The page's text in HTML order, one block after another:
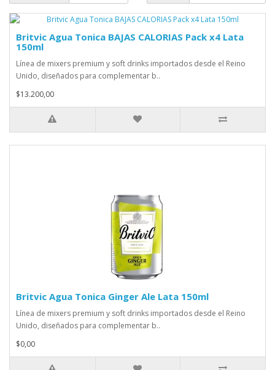
Britvic Agua Tonica BAJAS CALORIAS Pack x4 Lata
150ml
Línea de mixers premium y soft drinks importados desde el Reino
Unido, diseñados para complementar b..
$13.200,00
Britvic Agua Tonica Ginger Ale Lata 150ml
Línea de mixers premium y soft drinks importados desde el Reino
Unido, diseñados para complementar b..
$0,00